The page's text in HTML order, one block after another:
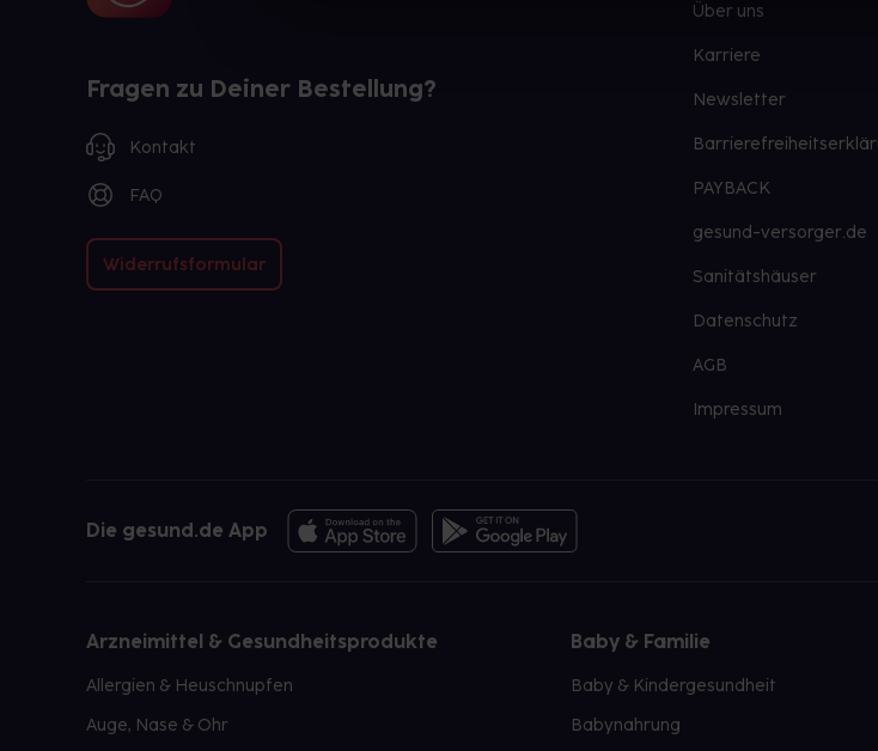
Fragen zu Deiner Bestellung?
Kontakt
FAQ
Widerrufsformular
Über uns
Karriere
Newsletter
PAYBACK
gesund-versorger.de
Sanitätshäuser
Datenschutz
AGB
Impressum
Die gesund.de App
Arzneimittel & Gesundheitsprodukte
Allergien & Heuschnupfen
Auge, Nase & Ohr
Baby & Familie
Baby & Kindergesundheit
Babynahrung